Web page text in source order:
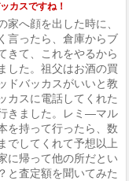
カスですね！
家へ顔を出した時に、
言ったら、倉庫からブ
きて、これをやるから
した。祖父はお酒の買
ドバッカスがいいと教
カスに電話してくれた
きました。レミ―マル
を持って行ったら、数
でしてくれて予想以上
に帰って他の所だとい
と査定額を聞いてみた